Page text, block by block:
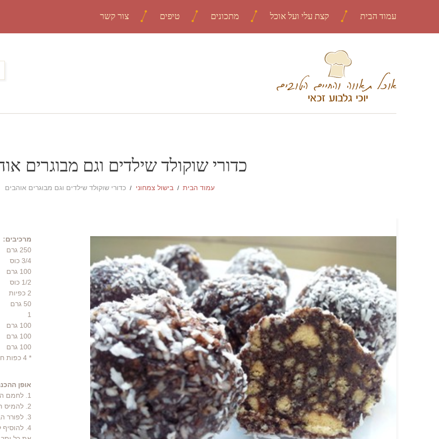
עמוד הבית קצת עלי ועל אוכל מתכונים טיפים צור קשר
כדורי שוקולד שילדים וגם מבוגרים
עמוד הבית בישול צמחוני כדורי שוקולד שילדים וגם מבוגרים אוהבים
מרכיבים:
250 גרם
3/4 כוס
100 גרם
1/2 כוס
2 כפיות
50 גרם
1
100 גרם
100 גרם
100 גרם
* 4 כפות חלבה שערות - אופציה
אופן
1. לחמם השמנת עם הסוכר והקקאו תוך ערבוב.
2. להמיס החמאה.
3. לפורר הביסקוויטים בידיים.
4.